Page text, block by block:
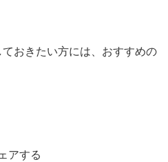
おきたい方には、おすすめの
アする